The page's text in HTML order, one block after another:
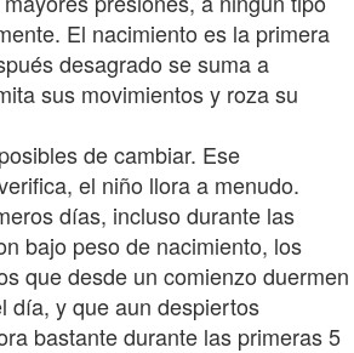
El nacimiento es la primera
desagrado se suma a
sus movimientos y roza su
de cambiar. Ese
el niño llora a menudo.
días, incluso durante las
bajo peso de nacimiento, los
que desde un comienzo duermen
día, y que aun despiertos
bastante durante las primeras 5